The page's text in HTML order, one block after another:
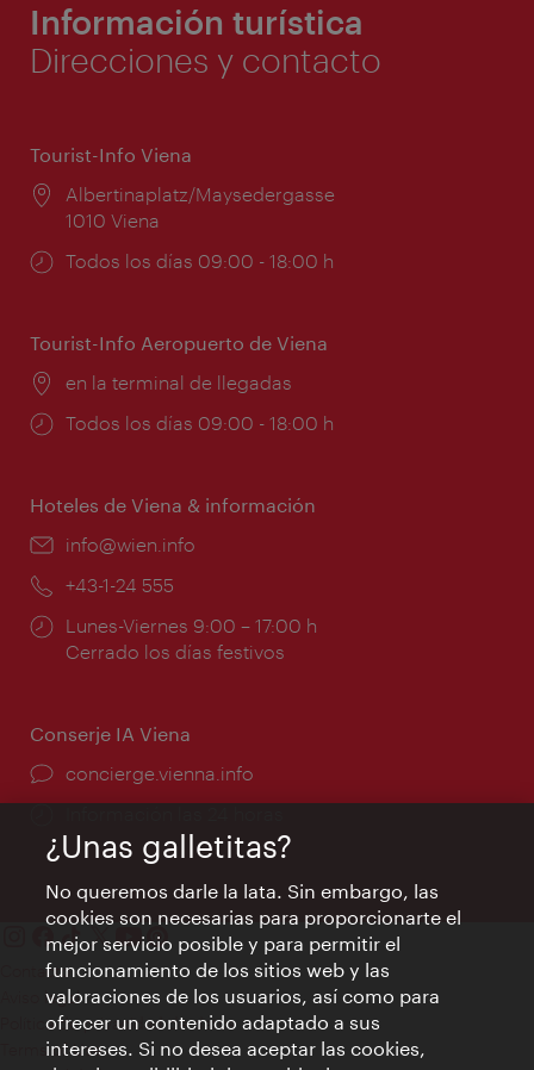
Información turística
Direcciones y contacto
Tourist-Info Viena
Lugar:
Albertinaplatz/Maysedergasse
1010 Viena
Horarios
Todos los días 09:00 - 18:00 h
Tourist-Info Aeropuerto de Viena
Lugar:
en la terminal de llegadas
Horarios
Todos los días 09:00 - 18:00 h
Hoteles de Viena & información
e-
info@wien.info
Teléfono:
+43-1-24 555
Horarios
de
Lunes-Viernes 9:00 – 17:00 h
Cerrado los días festivos
Conserje IA Viena
concierge.vienna.info
Contacto
Aviso legal
Política de privacidad de datos
Terms of Use
¿Unas galletitas?
No queremos darle la lata. Sin embargo, las
cookies son necesarias para proporcionarte el
mejor servicio posible y para permitir el
funcionamiento de los sitios web y las
valoraciones de los usuarios, así como para
ofrecer un contenido adaptado a sus
intereses. Si no desea aceptar las cookies,